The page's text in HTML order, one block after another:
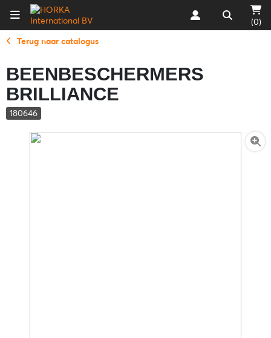
(0)
Terug naar catalogus
BEENBESCHERMERS
BRILLIANCE
180646